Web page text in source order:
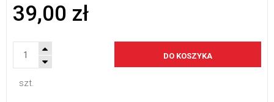
39,00 zł
szt.
DO KOSZYKA